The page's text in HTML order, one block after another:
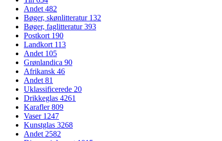
Andet482
Bøger, skønlitteratur 132
Bøger, faglitteratur393
Postkort 190
Landkort 113
Andet 105
Grønlandica 90
Afrikansk 46
Andet81
Uklassificerede 20
Drikkeglas 4261
Karafler809
Vaser 1247
Kunstglas 3268
Andet2582